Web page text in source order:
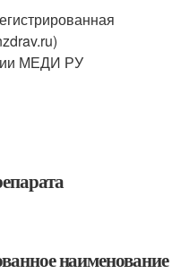
МЕДИ РУ
наименование